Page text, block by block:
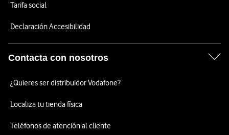
Tarifa social
Declaración Accesibilidad
Contacta con nosotros
¿Quieres ser distribuidor Vodafone?
Localiza tu tienda física
Teléfonos de atención al cliente